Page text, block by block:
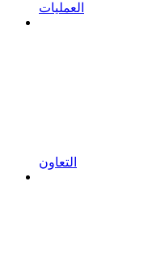
العمليات
التعاون